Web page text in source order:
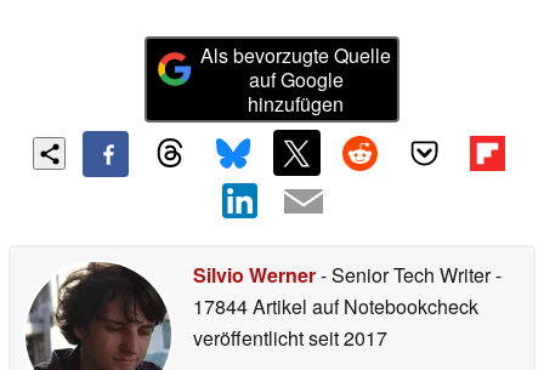
Als bevorzugte Quelle
auf Google
hinzufügen
Silvio Werner- Senior Tech Writer-
17844 Artikel auf Notebookcheck
veröffentlichtseit 2017